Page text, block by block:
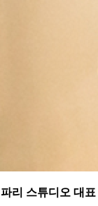
파리 스튜디오 대표